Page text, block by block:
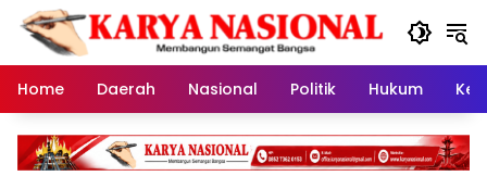
Langsung
konten
Home
Daerah Nasional Politik Hukum